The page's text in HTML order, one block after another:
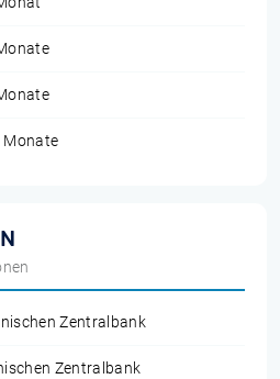
Monate
Zentralbank
Zentralbank